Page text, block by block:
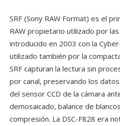
SRF (Sony RAW Format) es el
RAW propietario utilizado por
introducido en 2003 con la
utilizado también por la
SRF capturan la lectura sin
por canal, preservando los
del sensor CCD de la cámara
demosaicado, balance de
compresión. La DSC-F828 era